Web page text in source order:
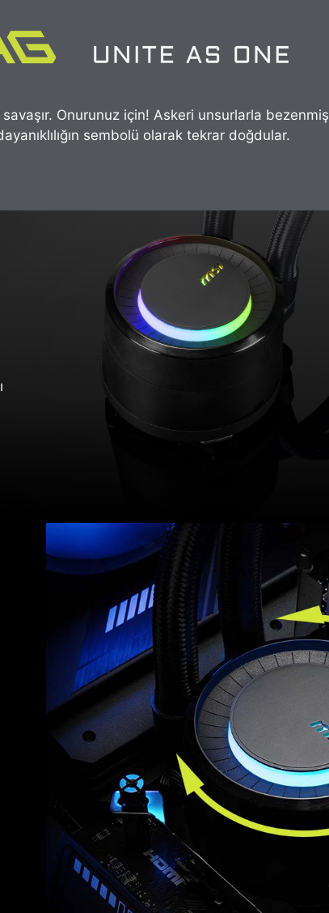
Onurunuz için! Askeri unsurlarla bezenmiş
sembolü olarak tekrar doğdular.